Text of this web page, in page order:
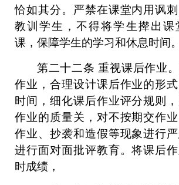
恰如其分。严禁在课堂内用讽
教训学生，不得将学生撵出课
课，保障学生的学习和休息时间。
第二十二条 重视课后作业
作业，合理设计课后作业的形
时间，细化课后作业评分规则
作业的质量关，对不按期交作
作业、抄袭和造假等现象进行
进行面对面批评教育。将课后
时成绩，